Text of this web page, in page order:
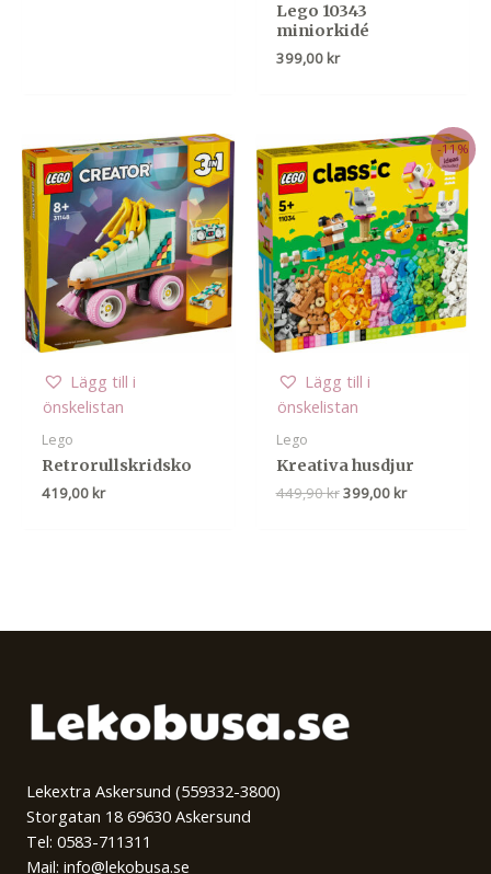
Lego 10343
miniorkidé
399,00 kr
Lägg till i
önskelistan
Lego
Retrorullskridsko
419,00 kr
-11%
Lägg till i
önskelistan
Lego
Kreativa husdjur
449,90krDet
399,00 krDet
Lekextra Askersund (559332-3800)
Storgatan 18 69630 Askersund
Tel: 0583-711311
Mail: info@lekobusa.se